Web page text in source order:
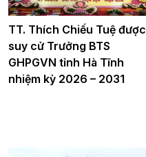
TT. Thích Chiếu Tuệ được
suy cử Trưởng BTS
GHPGVN tỉnh Hà Tĩnh
nhiệm kỳ 2026 – 2031